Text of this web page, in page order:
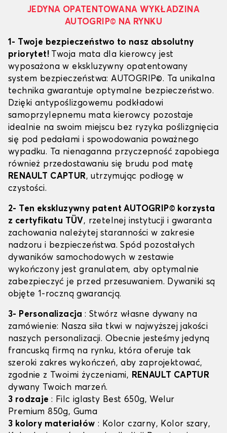
JEDYNA OPATENTOWANA WYKŁADZINA
AUTOGRIP© NA RYNKU
1- Twoje bezpieczeństwo to nasz absolutny
priorytet! Twoja mata dla kierowcy jest
wyposażona w ekskluzywny opatentowany
system bezpieczeństwa: AUTOGRIP©. Ta unikalna
technika gwarantuje optymalne bezpieczeństwo.
Dzięki antypoślizgowemu podkładowi
samoprzylepnemu mata kierowcy pozostaje
idealnie na swoim miejscu bez ryzyka poślizgnięcia
się pod pedałami i spowodowania poważnego
wypadku. Ta nienaganna przyczepność zapobiega
również przedostawaniu się brudu pod matę
RENAULT CAPTUR, utrzymując podłogę w
czystości.
2- Ten ekskluzywny patent AUTOGRIP© korzysta
z certyfikatu TÜV, rzetelnej instytucji i gwaranta
zachowania należytej staranności w zakresie
nadzoru i bezpieczeństwa. Spód pozostałych
dywaników samochodowych w zestawie
wykończony jest granulatem, aby optymalnie
zabezpieczyć je przed przesuwaniem. Dywaniki są
objęte 1-roczną gwarancją.
3- Personalizacja: Stwórz własne dywany na
zamówienie: Nasza siła tkwi w najwyższej jakości
naszych personalizacji. Obecnie jesteśmy jedyną
francuską firmą na rynku, która oferuje tak
szeroki zakres wykończeń, aby zaprojektować,
zgodnie z Twoimi życzeniami, RENAULT CAPTUR
dywany Twoich marzeń.
3 rodzaje : Filc iglasty Best 650g, Welur
Premium 850g, Guma
3 kolory materiałów : Kolor czarny, Kolor szary,